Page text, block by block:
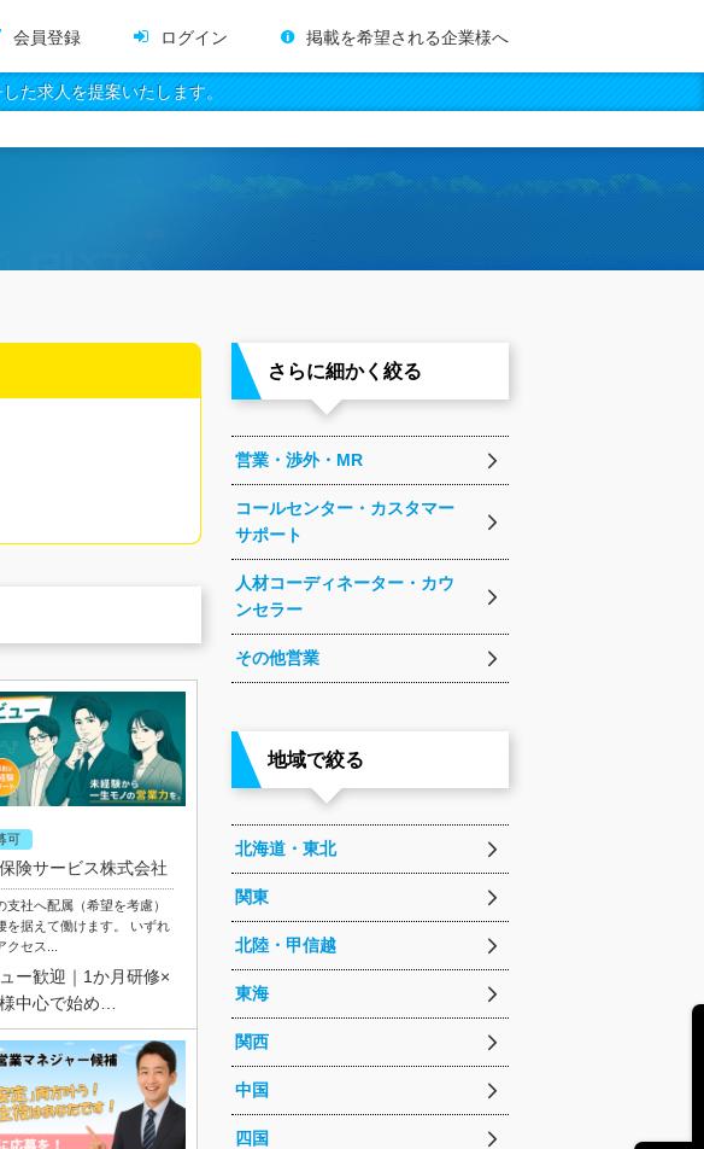
会員登録 ログイン 掲載を希望される企業様へ
た求人を提案いたします。
可
険サービス株式会社
支社へ配属（希望を考慮）
を据えて働けます。 いずれ
クセス...
ー歓迎｜1か月研修×
中心で始め…
さらに細かく絞る
営業・渉外・MR
コールセンター・カスタマー
サポート
人材コーディネーター・カウ
ンセラー
その他営業
地域で絞る
北海道・東北
関東
北陸・甲信越
東海
関西
中国
四国